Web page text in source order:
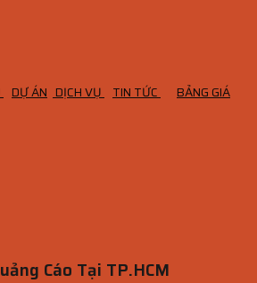
DỰ ÁN DỊCH VỤ TIN TỨC
BẢNG GIÁ
Cáo Tại TP.HCM